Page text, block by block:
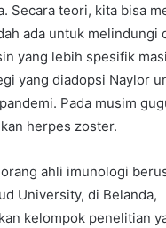
Secara teori, kita bisa
ada untuk melindungi
yang lebih spesifik
yang diadopsi Naylor
Pada musim
herpes zoster.
ahli imunologi
University, di Belanda,
kelompok penelitian